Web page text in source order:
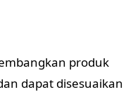
produk
dapat disesuaikan